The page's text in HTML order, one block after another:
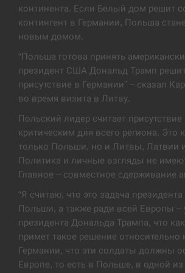
13:53
В Москве пожаловались на
дронов Украины
СЕРПЕНЬ
13:40
Біля українського літака в
виявили дрон, ймовірно, з…
13:23
ответили, как отреагируют на…
СЕРПЕНЬ
13:10
Тайвань проводить найбільші
навчання на тлі загрози
СЕРПЕНЬ
континента. Если Белый дом решит
контингент в Германии, Польша
новым домом.
“Польша готова принять
президент США Дональд Трамп решит
присутствие в Германии” – сказал
во время визита в Литву.
Польский лидер считает
критическим для всего региона. Это
только Польши, но и Литвы, Латвии
Политика и личные взгляды не
Главное – совместное сдерживание
“Я считаю, что это задача
Польши, а также ради всей Европы –
президента Дональда Трампа, что
примет такое решение относительно
Германии, что эти солдаты должны
Европе, то есть в Польше, в одной из